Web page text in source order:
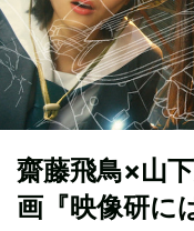
齋藤飛鳥×山
画『映像研に